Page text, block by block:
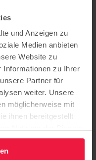
und Anzeigen zu
Medien anbieten
Website zu
Informationen zu Ihrer
Partner für
weiter. Unsere
möglicherweise mit
ihnen bereitgestellt